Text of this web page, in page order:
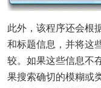
此外，该程序还会根
和标题信息，并将这
较。如果这些信息不
果搜索确切的模糊或